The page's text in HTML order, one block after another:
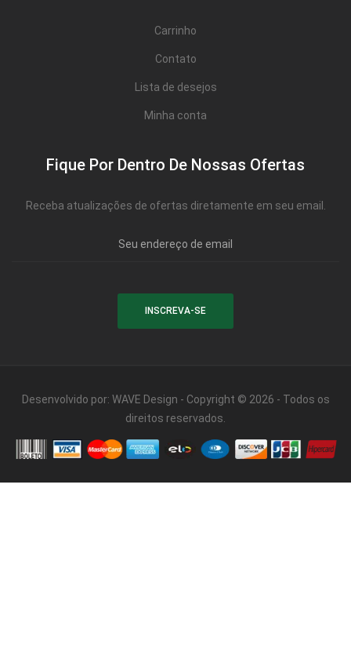
Carrinho
Contato
Lista de desejos
Minha conta
Fique Por Dentro De Nossas Ofertas
Receba atualizações de ofertas diretamente em seu email.
Desenvolvido por: WAVE Design - Copyright © 2026 - Todos os
direitos reservados.